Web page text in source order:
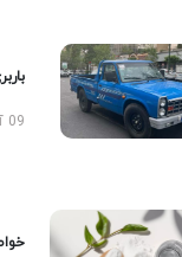
09 آبان 1403